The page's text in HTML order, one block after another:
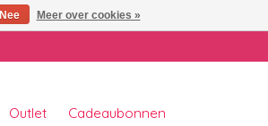
Outlet Cadeaubonnen
Nee Meer over cookies »